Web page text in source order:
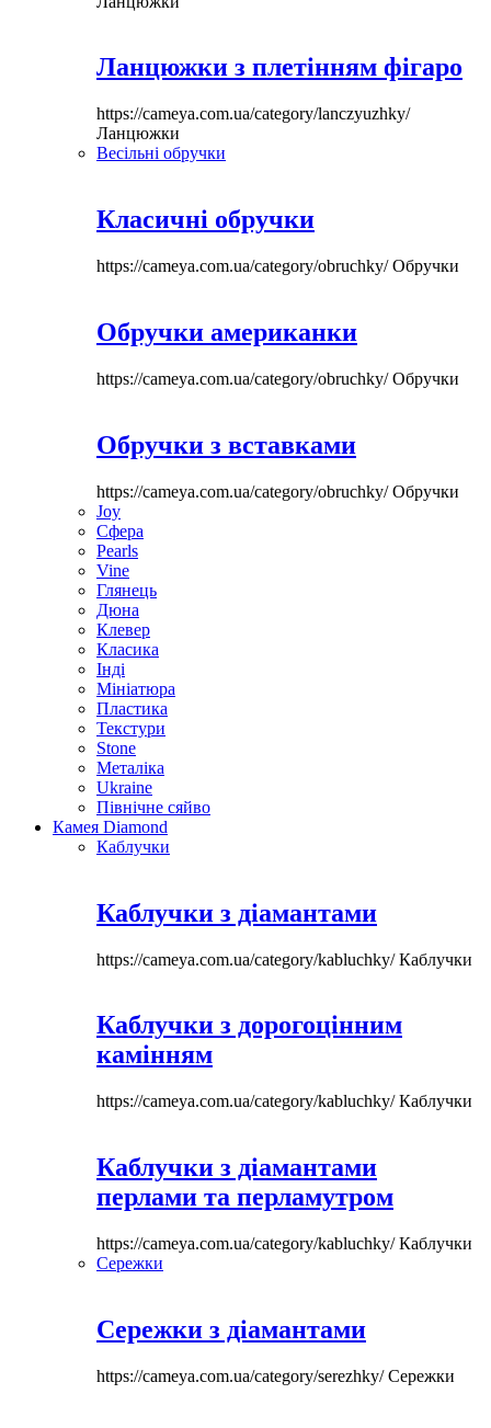
Ланцюжки з плетінням фігаро
https://cameya.com.ua/category/lanczyuzhky/
Ланцюжки
Весільні обручки
Класичні обручки
https://cameya.com.ua/category/obruchky/Обручки
Обручки американки
https://cameya.com.ua/category/obruchky/Обручки
Обручки з вставками
https://cameya.com.ua/category/obruchky/Обручки
Joy
Сфера
Pearls
Vine
Глянець
Дюна
Клевер
Класика
Інді
Мініатюра
Пластика
Текстури
Stone
Металіка
Ukraine
Північне сяйво
Камея Diamond
Каблучки
Каблучки з діамантами
https://cameya.com.ua/category/kabluchky/Каблучки
Каблучки з дорогоцінним
камінням
https://cameya.com.ua/category/kabluchky/Каблучки
Каблучки з діамантами
перлами та перламутром
https://cameya.com.ua/category/kabluchky/Каблучки
Сережки
Сережки з діамантами
https://cameya.com.ua/category/serezhky/Сережки